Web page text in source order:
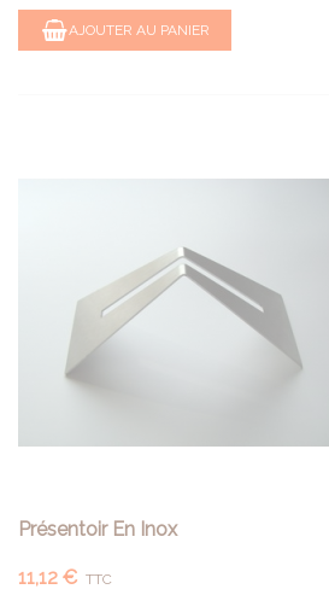
AJOUTER AU PANIER
Présentoir En Inox
11,12 € TTC